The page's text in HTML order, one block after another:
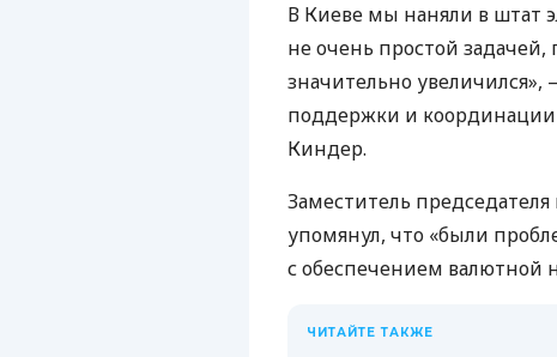
В Киеве мы наняли в штат
не очень простой задачей,
значительно увеличился»,
поддержки и координации
Киндер.
Заместитель
упомянул, что «были
с обеспечением валютной
ЧИТАЙТЕ ТАКЖЕ